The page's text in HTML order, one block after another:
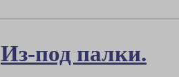
Из-под палки.